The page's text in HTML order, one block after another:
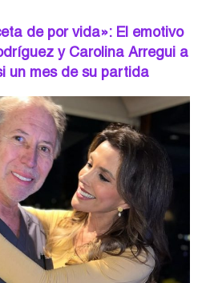
de por vida»: El emotivo
y Carolina Arregui a
un mes de su partida